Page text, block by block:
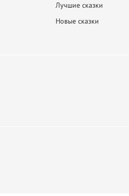
Лучшие сказки
Новые сказки